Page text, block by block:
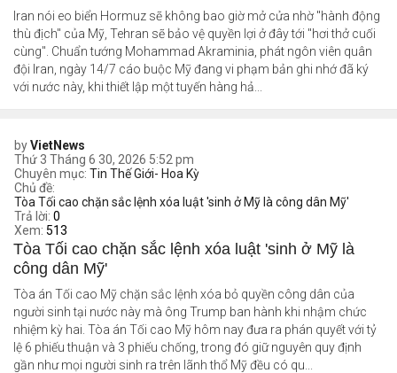
Iran nói eo biển Hormuz sẽ không bao giờ mở cửa nhờ "hành động
thù địch" của Mỹ, Tehran sẽ bảo vệ quyền lợi ở đây tới "hơi thở cuối
cùng". Chuẩn tướng Mohammad Akraminia, phát ngôn viên quân
đội Iran, ngày 14/7 cáo buộc Mỹ đang vi phạm bản ghi nhớ đã ký
với nước này, khi thiết lập một tuyến hàng hả...
byVietNews
Thứ 3 Tháng 6 30, 2026 5:52 pm
Chuyên mục: Tin Thế Giới- Hoa Kỳ
Chủ đề:
Tòa Tối cao chặn sắc lệnh xóa luật 'sinh ở Mỹ là công dân Mỹ'
Trả lời: 0
Xem: 513
Tòa Tối cao chặn sắc lệnh xóa luật 'sinh ở Mỹ là
công dân Mỹ'
Tòa án Tối cao Mỹ chặn sắc lệnh xóa bỏ quyền công dân của
người sinh tại nước này mà ông Trump ban hành khi nhậm chức
nhiệm kỳ hai. Tòa án Tối cao Mỹ hôm nay đưa ra phán quyết với tỷ
lệ 6 phiếu thuận và 3 phiếu chống, trong đó giữ nguyên quy định
gần như mọi người sinh ra trên lãnh thổ Mỹ đều có qu...